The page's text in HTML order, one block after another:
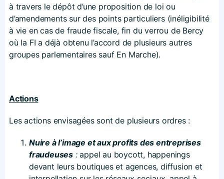
à travers le dépôt d’une proposition de loi ou
d’amendements sur des points particuliers (inéligibilité
à vie en cas de fraude fiscale, fin du verrou de Bercy
où la FI a déjà obtenu l’accord de plusieurs autres
groupes parlementaires sauf En Marche).
Actions
Les actions envisagées sont de plusieurs ordres :
Nuire à l’image et aux profits des entreprises
fraudeuses :appel au boycott, happenings
devant leurs boutiques et agences, diffusion et